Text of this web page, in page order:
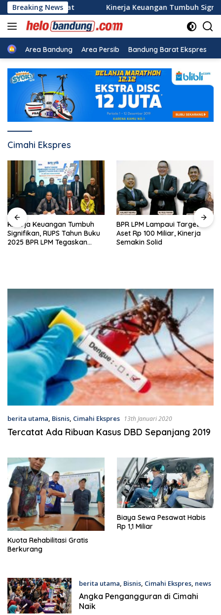
Langsung
ke
konten
Breaking News
Sehat Kinerja Keuangan Tumbuh Signifikan,
Beranda
Area Bandung Area Persib Bandung Barat Ekspres
Cimahi Ekspres
Kinerja Keuangan Tumbuh
Signifikan, RUPS Tahun Buku
2025 BPR LPM Tegaskan
BPR LPM Lampaui Target
Aset Rp 100 Miliar, Kinerja
Semakin Solid
berita utama, Bisnis, Cimahi Ekspres 13th Januari 2020
Tercatat Ada Ribuan Kasus DBD Sepanjang 2019
Kuota Rehabilitasi Gratis
Berkurang
Biaya Sewa Pesawat Habis
Rp 1,1 Miliar
berita utama, Bisnis, Cimahi Ekspres, news
23rd Oktober 2019
Angka Pengangguran di Cimahi
Naik